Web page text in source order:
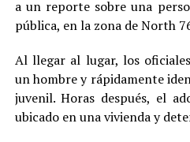
a un reporte sobre una
pública, en la zona de North
Al llegar al lugar, los
un hombre y rápidamente
juvenil. Horas después, el
ubicado en una vivienda y